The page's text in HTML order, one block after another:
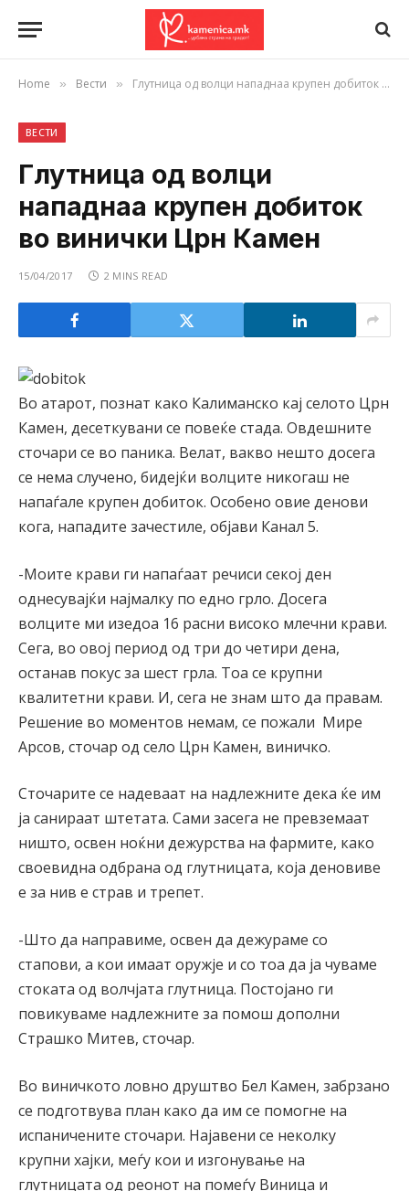
Home » Вести » Глутница од волци нападнаа крупен добиток во винички Црн Камен
ВЕСТИ
Глутница од волци
нападнаа крупен добиток
во винички Црн Камен
15/04/2017 2 MINS READ
Во атарот, познат како Калиманско кај селото Црн
Камен, десеткувани се повеќе стада. Овдешните
сточари се во паника. Велат, вакво нешто досега
се нема случено, бидејќи волците никогаш не
напаѓале крупен добиток. Особено овие денови
кога, нападите зачестиле, објави Канал 5.
-Моите крави ги напаѓаат речиси секој ден
однесувајќи најмалку по едно грло. Досега
волците ми изедоа 16 расни високо млечни крави.
Сега, во овој период од три до четири дена,
останав покус за шест грла. Тоа се крупни
квалитетни крави. И, сега не знам што да правам.
Решение во моментов немам, се пожали Мире
Арсов, сточар од село Црн Камен, виничко.
Сточарите се надеваат на надлежните дека ќе им
ја санираат штетата. Сами засега не превземаат
ништо, освен ноќни дежурства на фармите, како
своевидна одбрана од глутницата, која деновиве
е за нив е страв и трепет.
-Што да направиме, освен да дежураме со
стапови, а кои имаат оружје и со тоа да ја чуваме
стоката од волчјата глутница. Постојано ги
повикуваме надлежните за помош дополни
Страшко Митев, сточар.
Во виничкото ловно друштво Бел Камен, забрзано
се подготвува план како да им се помогне на
испаничените сточари. Најавени се неколку
крупни хајки, меѓу кои и изгонување на
глутницата од реонот на помеѓу Виница и